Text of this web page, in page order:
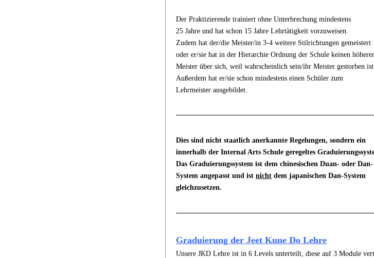
Der Praktizierende trainiert ohne Unterbrechung mindestens
25 Jahre und hat schon 15 Jahre Lehrtätigkeit vorzuweisen.
Zudem hat der/die Meister/in 3-4 weitere Stilrichtungen gemeistert
oder er/sie hat in der Hierarchie Ordnung der Schule keinen
Meister über sich, weil wahrscheinlich sein/ihr Meister gestorben ist.
Außerdem hat er/sie schon mindestens einen Schüler zum
Lehrmeister ausgebildet.
Dies sind nicht staatlich anerkannte Regelungen, sondern ein
innerhalb der Internal Arts Schule geregeltes
Das Graduierungssystem ist dem chinesischen Duan- oder Dan-
System angepasst und ist nicht dem japanischen Dan-System
gleichzusetzen.
Graduierung der Jeet Kune Do Lehre
Unsere JKD Lehre ist in 6 Levels unterteilt, diese auf 3 Module